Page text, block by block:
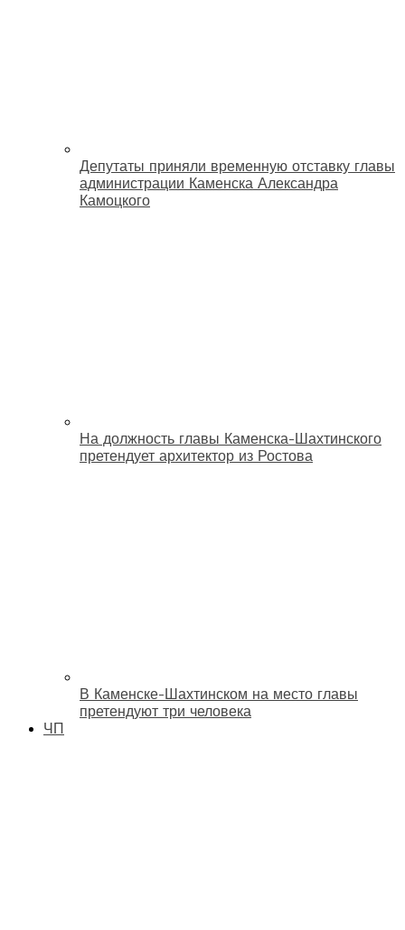
Депутаты приняли временную отставку главы
администрации Каменска Александра
Камоцкого
На должность главы Каменска-Шахтинского
претендует архитектор из Ростова
В Каменске-Шахтинском на место главы
претендуют три человека
ЧП